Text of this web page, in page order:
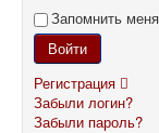
Запомнить меня
Войти
Регистрация
Забыли логин?
Забыли пароль?